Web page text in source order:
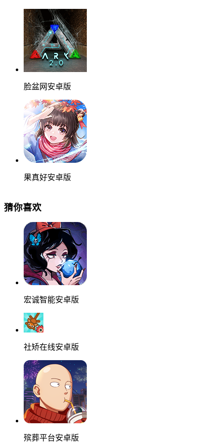
脸盆网安卓版
果真好安卓版
猜你喜欢
宏诚智能安卓版
社矫在线安卓版
殡葬平台安卓版